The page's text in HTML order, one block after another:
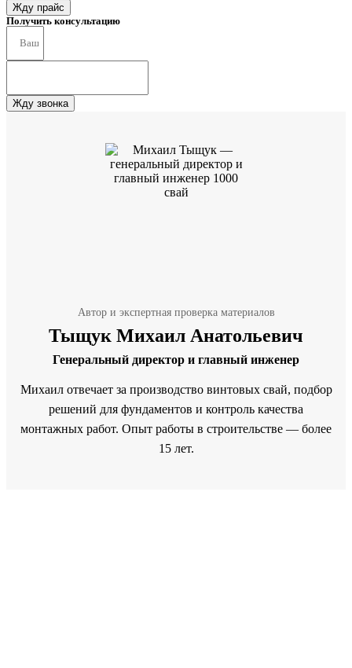
Жду прайс
Получить консультацию
Жду звонка
Автор и экспертная проверка материалов
Тыщук Михаил Анатольевич
Генеральный директор и главный инженер
Михаил отвечает за производство винтовых свай, подбор
решений для фундаментов и контроль качества
монтажных работ. Опыт работы в строительстве — более
15 лет.